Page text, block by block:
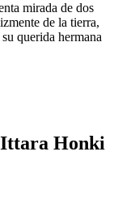
mirada de dos
de la tierra,
querida hermana
Honki